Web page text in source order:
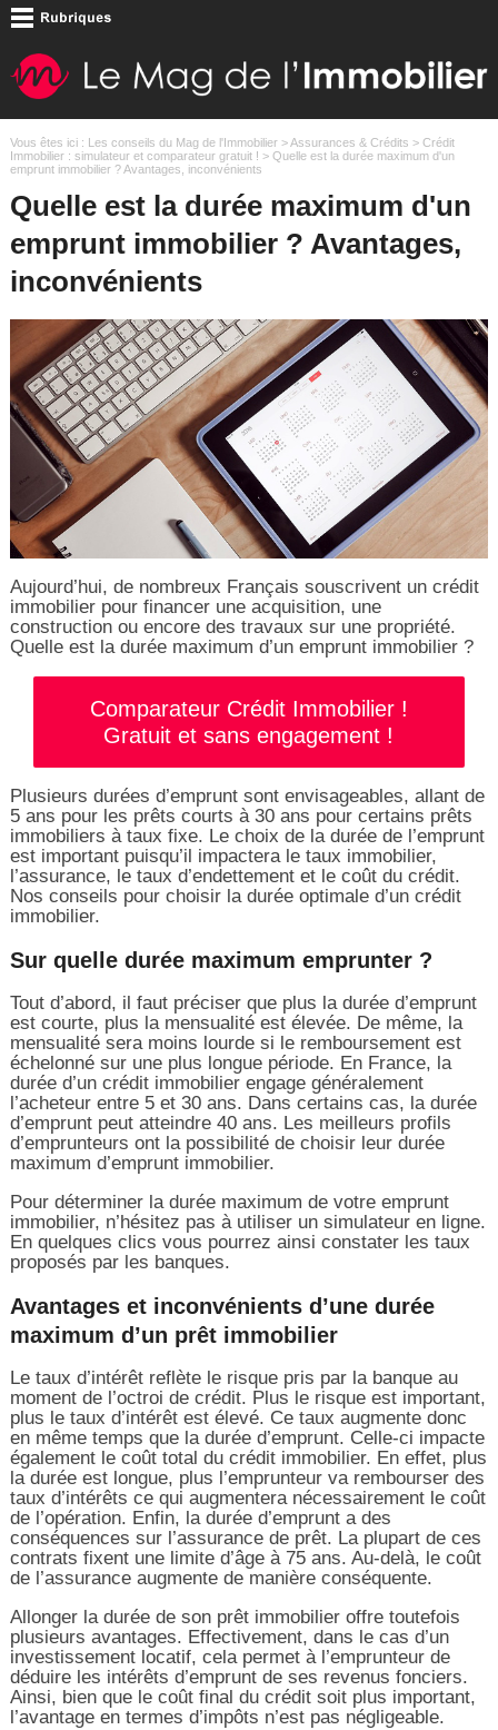
Vous êtes ici : Les conseils du Mag de l'Immobilier>Assurances & Crédits > Crédit
Immobilier : simulateur et comparateur gratuit ! > Quelle est la durée maximum d'un
emprunt immobilier ? Avantages, inconvénients
Quelle est la durée maximum d'un
emprunt immobilier ? Avantages,
inconvénients
Aujourd’hui, de nombreux Français souscrivent un crédit
immobilier pour financer une acquisition, une
construction ou encore des travaux sur une propriété.
Quelle est la durée maximum d’un emprunt immobilier ?
Comparateur Crédit Immobilier !
Gratuit et sans engagement !
Plusieurs durées d’emprunt sont envisageables, allant de
5 ans pour les prêts courts à 30 ans pour certains prêts
immobiliers à taux fixe. Le choix de la durée de l’emprunt
est important puisqu’il impactera le taux immobilier,
l’assurance, le taux d’endettement et le coût du crédit.
Nos conseils pour choisir la durée optimale d’un crédit
immobilier.
Sur quelle durée maximum emprunter ?
Tout d’abord, il faut préciser que plus la durée d’emprunt
est courte, plus la mensualité est élevée. De même, la
mensualité sera moins lourde si le remboursement est
échelonné sur une plus longue période. En France, la
durée d’un crédit immobilier engage généralement
l’acheteur entre 5 et 30 ans. Dans certains cas, la durée
d’emprunt peut atteindre 40 ans. Les meilleurs profils
d’emprunteurs ont la possibilité de choisir leur durée
maximum d’emprunt immobilier.
Pour déterminer la durée maximum de votre emprunt
immobilier, n’hésitez pas à utiliser un simulateur en ligne.
En quelques clics vous pourrez ainsi constater les taux
proposés par les banques.
Avantages et inconvénients d’une durée
maximum d’un prêt immobilier
Le taux d’intérêt reflète le risque pris par la banque au
moment de l’octroi de crédit. Plus le risque est important,
plus le taux d’intérêt est élevé. Ce taux augmente donc
en même temps que la durée d’emprunt. Celle-ci impacte
également le coût total du crédit immobilier. En effet, plus
la durée est longue, plus l’emprunteur va rembourser des
taux d’intérêts ce qui augmentera nécessairement le coût
de l’opération. Enfin, la durée d’emprunt a des
conséquences sur l’assurance de prêt. La plupart de ces
contrats fixent une limite d’âge à 75 ans. Au-delà, le coût
de l’assurance augmente de manière conséquente.
Allonger la durée de son prêt immobilier offre toutefois
plusieurs avantages. Effectivement, dans le cas d’un
investissement locatif, cela permet à l’emprunteur de
déduire les intérêts d’emprunt de ses revenus fonciers.
Ainsi, bien que le coût final du crédit soit plus important,
l’avantage en termes d’impôts n’est pas négligeable.